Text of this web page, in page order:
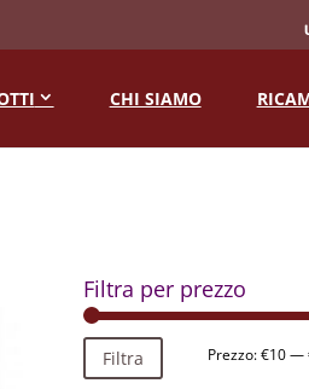
CHI SIAMO
Filtra per prezzo
Filtra Prezzo:€10—